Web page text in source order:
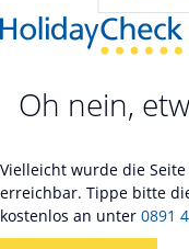
Oh nein,
Vielleicht wurde die
erreichbar. Tippe bitte
kostenlos an unter 0891